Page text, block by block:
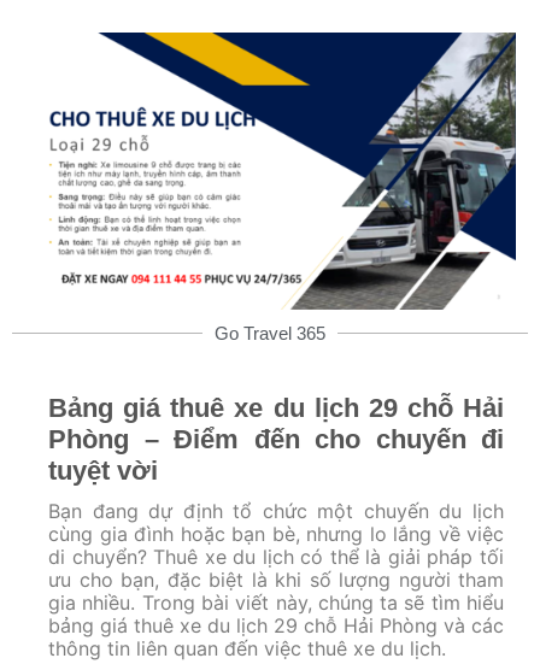
Go Travel 365
Bảng giá thuê xe du lịch 29 chỗ Hải
Phòng – Điểm đến cho chuyến đi
tuyệt vời
Bạn đang dự định tổ chức một chuyến du lịch
cùng gia đình hoặc bạn bè, nhưng lo lắng về việc
di chuyển? Thuê xe du lịch có thể là giải pháp tối
ưu cho bạn, đặc biệt là khi số lượng người tham
gia nhiều. Trong bài viết này, chúng ta sẽ tìm hiểu
bảng giá thuê xe du lịch 29 chỗ Hải Phòng và các
thông tin liên quan đến việc thuê xe du lịch.